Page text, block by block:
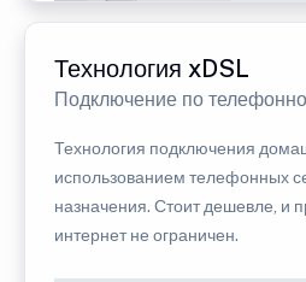
Технология xDSL
Подключение по
Технология подключения
использованием телефонных
назначения. Стоит дешевле, и
интернет не ограничен.